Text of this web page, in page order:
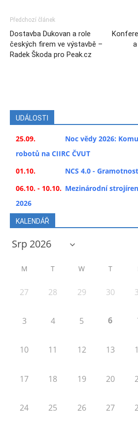
Předchozí článek
Dostavba Dukovan a role
českých firem ve výstavbě –
Radek Škoda pro Peak.cz
UDÁLOSTI
25.09.
Noc vědy 2026:
robotů na CIIRC ČVUT
01.10.
NCS 4.0 -
06.10. - 10.10. Mezinárodní
2026
KALENDÁŘ
M T W T
27 28 29 30
3 4 5 6
10 11 12 13
17 18 19 20
24 25 26 27